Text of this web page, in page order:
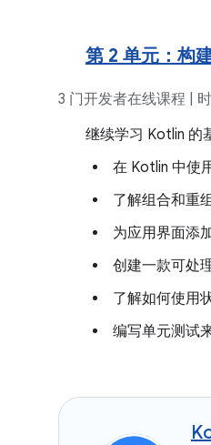
第 2 单元：构
3 门开发者在线课程 |
继续学习 Kotlin 的
在 Kotlin 中使
了解组合和重
为应用界面添
创建一款可处
了解如何使用
编写单元测试